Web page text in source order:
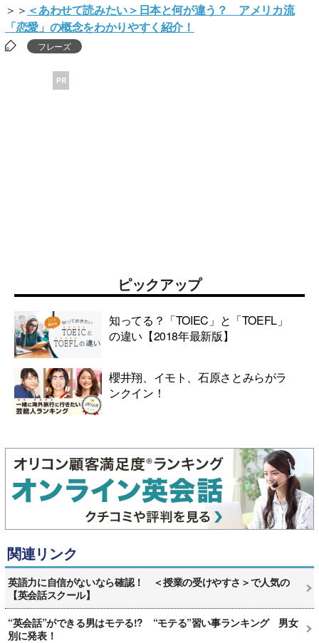
＞＞ ＜あわせて読みたい＞日本と何が違う？ アメリカ流
「恋愛」の概念をわかりやすく紹介！
フレーズ
PR
ピックアップ
知ってる？「TOIEC」と「TOEFL」
の違い【2018年最新版】
櫻井翔、イモト、石原さとみらがラ
ンクイン！
関連リンク
英語力に自信がないなら確認！ ＜授業の受けやすさ＞で人気の
【英会話スクール】
“英会話”ができる男はモテる!? “モテる”習い事ランキング 男女
別に発表！